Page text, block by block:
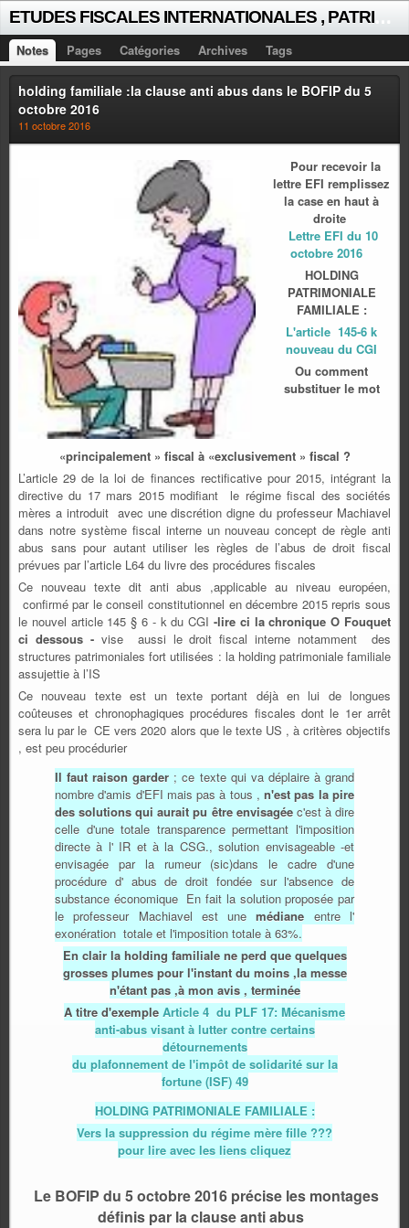
Notes Pages Catégories Archives Tags
holding familiale :la clause anti abus dans le BOFIP du 5
octobre 2016
11 octobre 2016
Pour recevoir la
lettre EFI remplissez
la case en haut à
droite
Lettre EFI du 10
octobre 2016
HOLDING
PATRIMONIALE
FAMILIALE :
L'article 145-6 k
nouveau du CGI
Ou comment
substituer le mot
«principalement » fiscal à «exclusivement » fiscal ?
L’article 29 de la loi de finances rectificative pour 2015, intégrant la
directive du 17 mars 2015 modifiant le régime fiscal des sociétés
mères a introduit avec une discrétion digne du professeur Machiavel
dans notre système fiscal interne un nouveau concept de règle anti
abus sans pour autant utiliser les règles de l’abus de droit fiscal
prévues par l’article L64 du livre des procédures fiscales
Ce nouveau texte dit anti abus ,applicable au niveau européen,
confirmé par le conseil constitutionnel en décembre 2015 repris sous
le nouvel article 145 § 6 - k du CGI -lire ci la chronique O Fouquet
ci dessous -vise aussi le droit fiscal interne notamment des
structures patrimoniales fort utilisées : la holding patrimoniale familiale
assujettie à l’IS
Ce nouveau texte est un texte portant déjà en lui de longues
coûteuses et chronophagiques procédures fiscales dont le 1er arrêt
sera lu par le CE vers 2020 alors que le texte US , à critères objectifs
, est peu procédurier
Il faut raison garder ; ce texte qui va déplaire à grand
nombre d'amis d'EFI mais pas à tous , n'est pas la pire
des solutions qui aurait pu être envisagéec'est à dire
celle d'une totale transparence permettant l'imposition
directe à l' IR et à la CSG., solution envisageable -et
envisagée par la rumeur (sic)dans le cadre d'une
procédure d' abus de droit fondée sur l'absence de
substance économique En fait la solution proposée par
le professeur Machiavel est une médiane entre l'
exonération totale et l'imposition totale à 63%.
En clair la holding familiale ne perd que quelques
grosses plumes pour l'instant du moins ,la messe
n'étant pas ,à mon avis , terminée
A titre d'exemple Article 4 du PLF 17: Mécanisme
anti-abus visant à lutter contre certains
détournements
du plafonnement de l'impôt de solidarité sur la
fortune (ISF) 49
HOLDING PATRIMONIALE FAMILIALE :
Vers la suppression du régime mère fille ???
pour lire avec les liens cliquez
Le BOFIP du 5 octobre 2016 précise les montages
définis par la clause anti abus